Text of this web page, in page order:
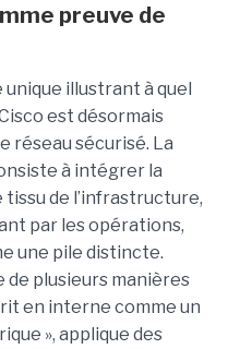
preuve de
unique illustrant à quel
est désormais
réseau sécurisé. La
à intégrer la
de l’infrastructure,
par les opérations,
une pile distincte.
plusieurs manières
en interne comme un
», applique des